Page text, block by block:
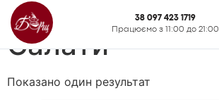
38 097 423 1719
Працюємо з 11:00 до 21:00
Головна
Салати
Показано один результат